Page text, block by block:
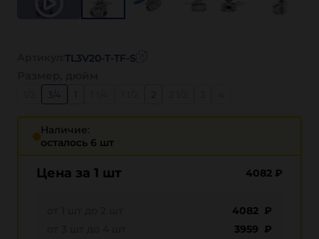
Наличие:
осталось 6 шт
Цена за 1 шт 4082 ₽
4082 ₽
3959 ₽
TL3V20-T-TF-S
3/4